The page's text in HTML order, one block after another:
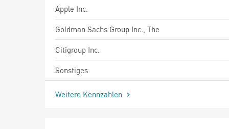
Apple Inc.
Goldman Sachs Group Inc., The
Citigroup Inc.
Sonstiges
Weitere Kennzahlen